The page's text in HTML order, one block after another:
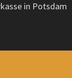
in Potsdam